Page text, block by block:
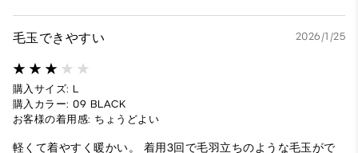
毛玉できやすい 2026/1/25
購入サイズ: L
購入カラー: 09 BLACK
お客様の着用感: ちょうどよい
軽くて着やすく暖かい。 着用3回で毛羽立ちのような毛玉がで